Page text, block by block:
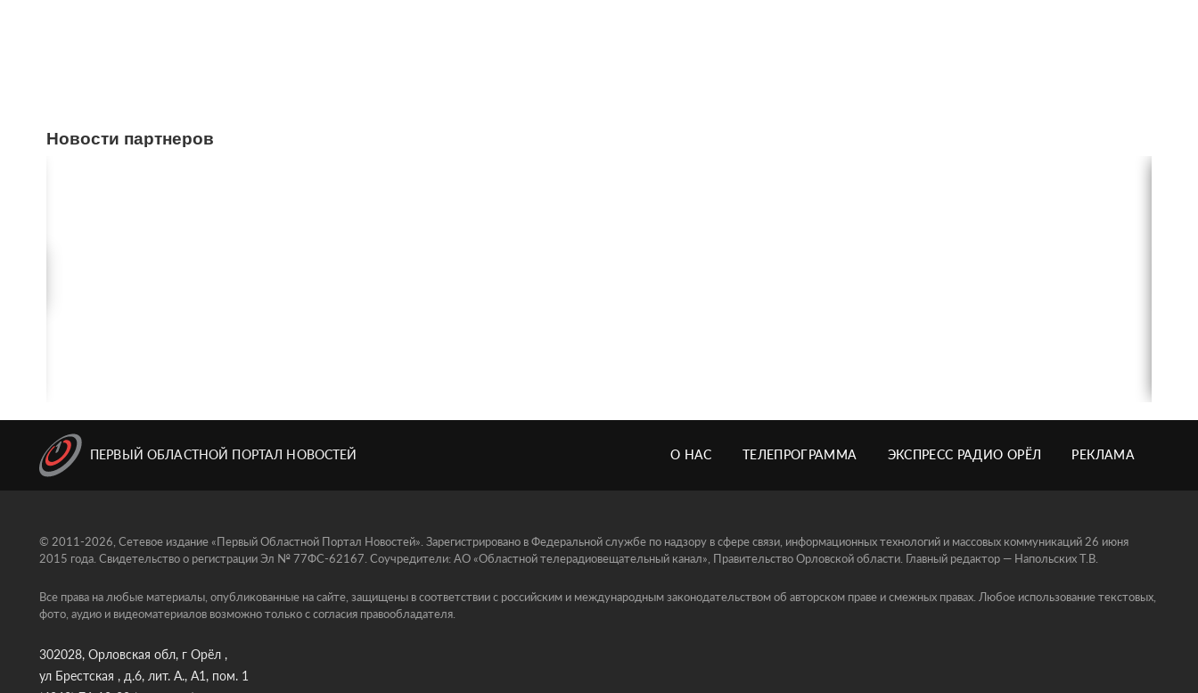
Новости партнеров
ПЕРВЫЙ ОБЛАСТНОЙ ПОРТАЛ НОВОСТЕЙ О НАС ТЕЛЕПРОГРАММА ЭКСПРЕСС РАДИО ОРЁЛ РЕКЛАМА
© 2011-2026, Сетевое издание «Первый Областной Портал Новостей». Зарегистрировано в Федеральной службе по надзору в сфере связи, информационных технологий и массовых коммуникаций 26 июня
2015 года. Свидетельство о регистрации Эл № 77ФС-62167. Соучредители: АО «Областной телерадиовещательный канал», Правительство Орловской области. Главный редактор — Напольских Т.В.
Все права на любые материалы, опубликованные на сайте, защищены в соответствии с российским и международным законодательством об авторском праве и смежных правах. Любое использование текстовых,
фото, аудио и видеоматериалов возможно только с согласия правообладателя.
302028, Орловская обл, г Орёл ,
ул Брестская , д.6, лит. А., А1, пом. 1